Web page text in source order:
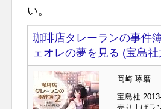
い。
珈琲店タレーランの事件
ェオレの夢を見る (宝島社
岡崎 琢磨
宝島社